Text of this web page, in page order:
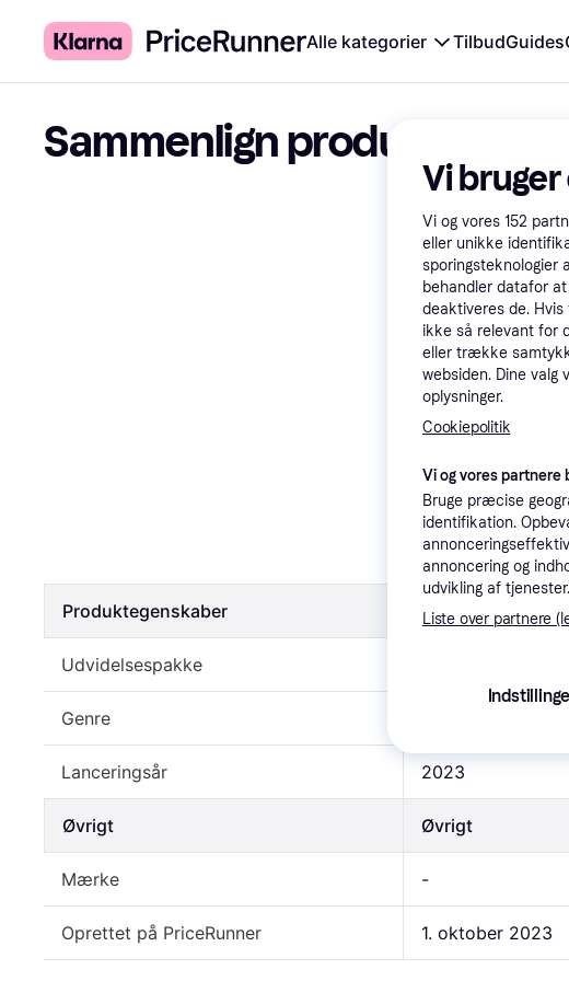
Alle kategorier TilbudGuides
Sammenlign produkter
Hammerwatch II:
(PS5)
115 kr.
Produktegenskaber
Udvidelsespakke
Genre
Lanceringsår 2023
Øvrigt Øvrigt
Mærke -
Oprettet på PriceRunner 1. oktober 2023
Vi
Vi og vores 152
eller unikke
sporingsteknologier
behandler datafor
deaktiveres de.
ikke så relevant for
eller trække
websiden. Dine valg
oplysninger.
Cookiepolitik
Vi og vores partnere
Bruge præcise
identifikation.
annoncering og
udvikling af tjenester.
Liste over partnere